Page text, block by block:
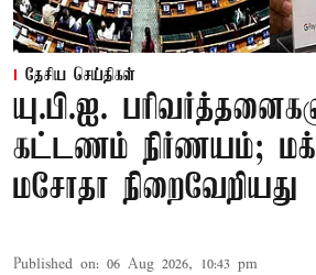
தேசிய செய்திகள்
யு.பி.ஐ.
கட்டணம் நிர்ணயம்;
மசோதா நிறைவேறியது
Published on: 06 Aug 2026, 10:43 pm